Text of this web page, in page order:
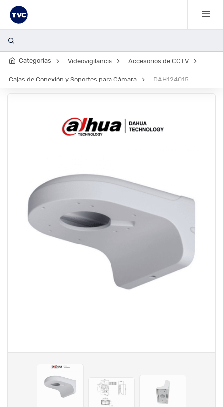
Categorías Videovigilancia Accesorios de CCTV
Cajas de Conexión y Soportes para Cámara DAH124015